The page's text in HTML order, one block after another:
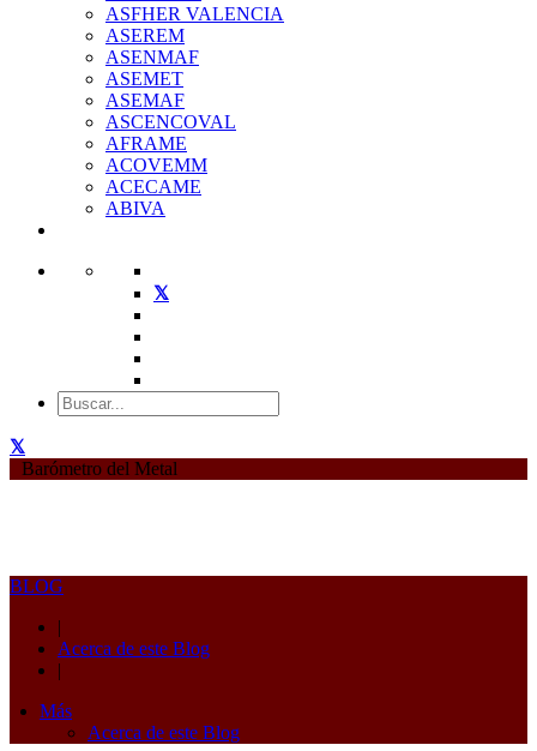
ASFHER VALENCIA
ASEREM
ASENMAF
ASEMET
ASEMAF
ASCENCOVAL
AFRAME
ACOVEMM
ACECAME
ABIVA
Barómetro del Metal
BLOG
|
Acerca de este Blog
|
Más
Acerca de este Blog